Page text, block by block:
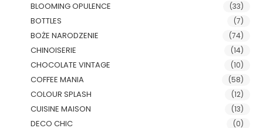
BLOOMING OPULENCE (33)
BOTTLES (7)
BOŻE NARODZENIE (74)
CHINOISERIE (14)
CHOCOLATE VINTAGE (10)
COFFEE MANIA (58)
COLOUR SPLASH (12)
CUISINE MAISON (13)
DECO CHIC (0)